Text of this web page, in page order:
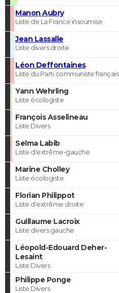
Manon Aubry
Liste de La France insoumise
Jean Lassalle
Liste divers droite
Léon Deffontaines
Liste du Parti communiste français
Yann Wehrling
Liste écologiste
François Asselineau
Liste Divers
Selma Labib
Liste d'extrême-gauche
Marine Cholley
Liste écologiste
Florian Philippot
Liste d'extrême droite
Guillaume Lacroix
Liste divers gauche
Léopold-Edouard Deher-
Lesaint
Liste Divers
Philippe Ponge
Liste Divers